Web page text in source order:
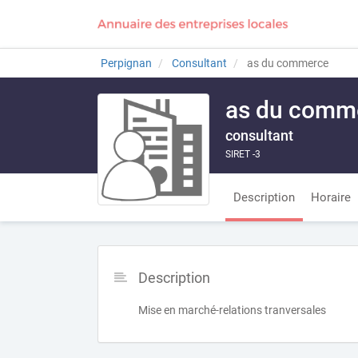
Perpignan Consultant as du commerce
as du
consultant
SIRET -3
Description Horaire
Description
Mise en marché-relations tranversales